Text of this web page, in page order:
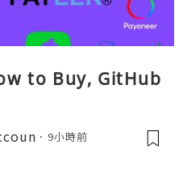
to Buy, GitHub
9小時前